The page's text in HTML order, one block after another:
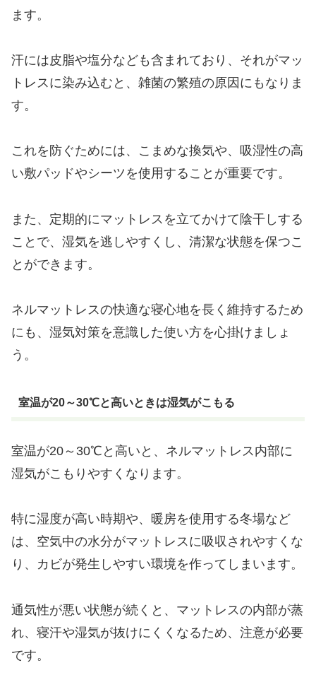
ます。
汗には皮脂や塩分なども含まれており、それがマッ
トレスに染み込むと、雑菌の繁殖の原因にもなりま
す。
これを防ぐためには、こまめな換気や、吸湿性の高
い敷パッドやシーツを使用することが重要です。
また、定期的にマットレスを立てかけて陰干しする
ことで、湿気を逃しやすくし、清潔な状態を保つこ
とができます。
ネルマットレスの快適な寝心地を長く維持するため
にも、湿気対策を意識した使い方を心掛けましょ
う。
室温が20～30℃と高いときは湿気がこもる
室温が20～30℃と高いと、ネルマットレス内部に
湿気がこもりやすくなります。
特に湿度が高い時期や、暖房を使用する冬場など
は、空気中の水分がマットレスに吸収されやすくな
り、カビが発生しやすい環境を作ってしまいます。
通気性が悪い状態が続くと、マットレスの内部が蒸
れ、寝汗や湿気が抜けにくくなるため、注意が必要
です。